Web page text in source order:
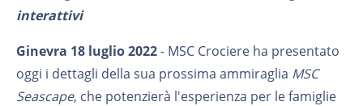
interattivi
Ginevra 18 luglio 2022- MSC Crociere ha presentato
oggi i dettagli della sua prossima ammiraglia MSC
Seascape, che potenzierà l'esperienza per le famiglie